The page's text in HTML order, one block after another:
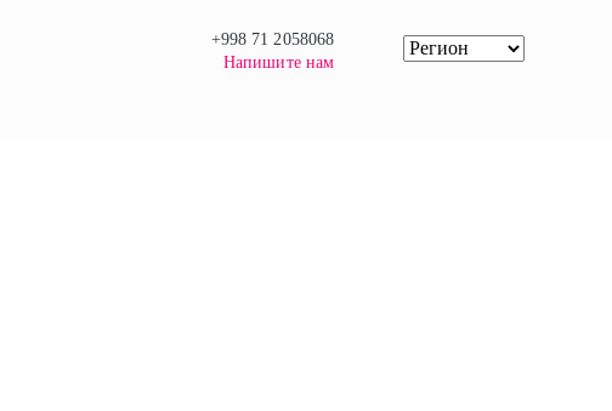
+998 71 2058068
Напишите нам